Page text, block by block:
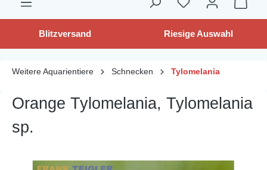
Blitzversand Riesige Auswahl
Weitere Aquarientiere Schnecken Tylomelania
Orange Tylomelania, Tylomelania
sp.
Bildergalerie überspringen